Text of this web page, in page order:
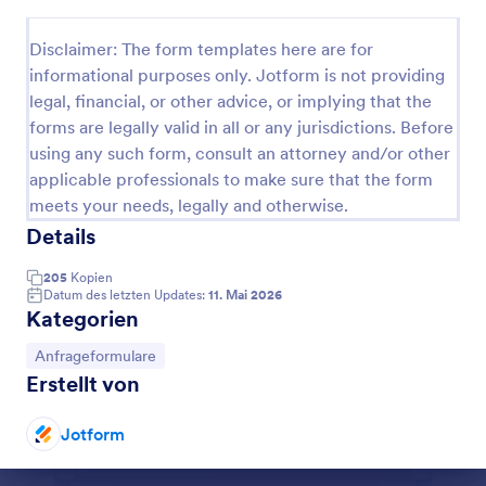
Disclaimer: The form templates here are for
informational purposes only. Jotform is not providing
legal, financial, or other advice, or implying that the
forms are legally valid in all or any jurisdictions. Before
using any such form, consult an attorney and/or other
applicable professionals to make sure that the form
meets your needs, legally and otherwise.
Details
205 Kopien
Datum des letzten Updates: 11. Mai 2026
Kategorien
Zur Kategorie:
Anfrageformulare
Erstellt von
Jotform
Vorschau